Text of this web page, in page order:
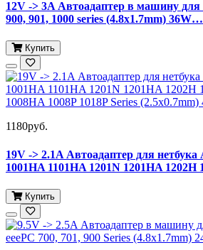
12V -> 3A Автоадаптер в машину для
900, 901, 1000 series (4.8x1.7mm) 36W…
Купить
1180руб.
19V -> 2.1A Автоадаптер для нетбука
1001HA 1101HA 1201N 1201HA 1202H
Купить